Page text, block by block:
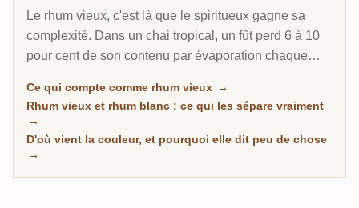
Le rhum vieux, c'est là que le spiritueux gagne sa
complexité. Dans un chai tropical, un fût perd 6 à 10
pour cent de son contenu par évaporation chaque
peut sembler plus profond qu'un scotch de 20 ans.
Cette page rassemble tous les rhums de RumX qui
ont passé un vrai séjour sous bois, avec les notes de
la communauté pour distinguer les rhums vraiment
mûrs des rhums simplement foncés.
Ce qui compte comme rhum vieux →
Rhum vieux et rhum blanc : ce qui les sépare vraiment
→
D'où vient la couleur, et pourquoi elle dit peu de chose
→